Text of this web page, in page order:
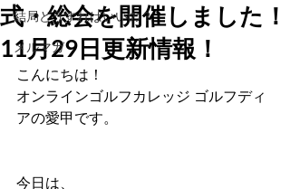
結局どうすればいいの？
メルマガ
式・総会を開催しました！
11月29日更新情報！
こんにちは！
オンラインゴルフカレッジ ゴルフディ
アの愛甲です。
今日は、